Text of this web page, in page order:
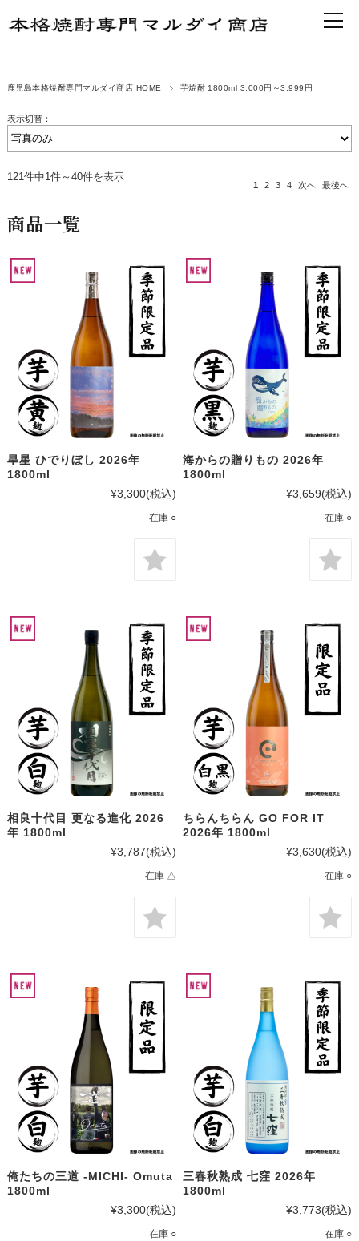
鹿児島本格焼酎専門マルダイ商店 HOME 芋焼酎 1800ml 3,000円～3,999円
表示切替：
121件中1件～40件を表示
1 2 3 4 次へ 最後へ
商品一覧
旱星 ひでりぼし 2026年
1800ml
¥3,300(税込)
在庫 ○
海からの贈りもの 2026年
1800ml
¥3,659(税込)
在庫 ○
相良十代目 更なる進化 2026
年 1800ml
¥3,787(税込)
在庫 △
ちらんちらん GO FOR IT
2026年 1800ml
¥3,630(税込)
在庫 ○
俺たちの三道 -MICHI- Omuta
1800ml
¥3,300(税込)
在庫 ○
三春秋熟成 七窪 2026年
1800ml
¥3,773(税込)
在庫 ○